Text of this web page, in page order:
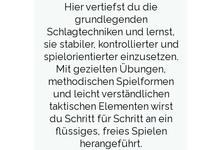
Hier vertiefst du die
grundlegenden
Schlagtechniken und lernst,
sie stabiler, kontrollierter und
spielorientierter einzusetzen.
Mit gezielten Übungen,
methodischen Spielformen
und leicht verständlichen
taktischen Elementen wirst
du Schritt für Schritt an ein
flüssiges, freies Spielen
herangeführt.